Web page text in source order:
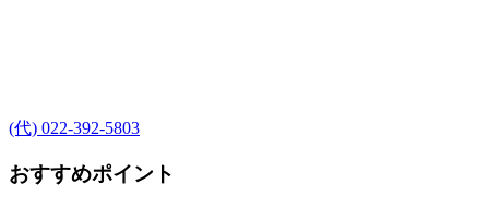
(代) 022-392-5803
おすすめポイント